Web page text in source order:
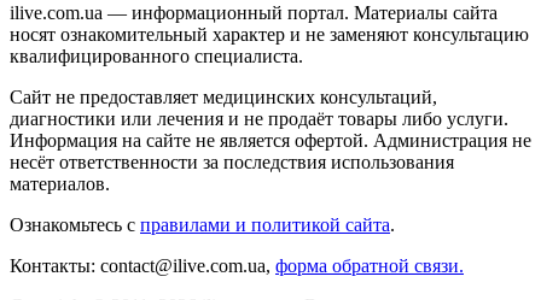
ilive.com.ua — информационный портал. Материалы сайта
носят ознакомительный характер и не заменяют консультацию
квалифицированного специалиста.
Сайт не предоставляет медицинских консультаций,
диагностики или лечения и не продаёт товары либо услуги.
Информация на сайте не является офертой. Администрация не
несёт ответственности за последствия использования
материалов.
Ознакомьтесь с правилами и политикой сайта.
Контакты: contact@ilive.com.ua, форма обратной связи.